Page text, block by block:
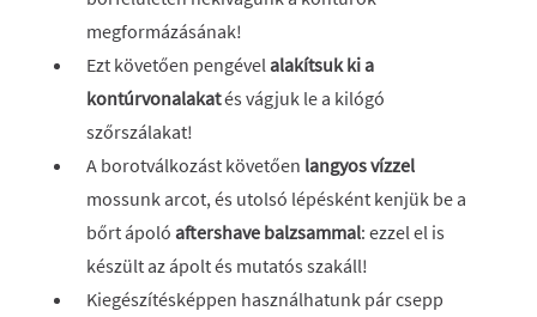
megformázásának!
Ezt követően pengévelalakítsuk ki a
kontúrvonalakatés vágjuk le a kilógó
szőrszálakat!
A borotválkozást követően langyos vízzel
mossunk arcot, és utolsó lépésként kenjük be a
bőrt ápoló aftershave balzsammal: ezzel el is
készült az ápolt és mutatós szakáll!
Kiegészítésképpen használhatunk pár csepp